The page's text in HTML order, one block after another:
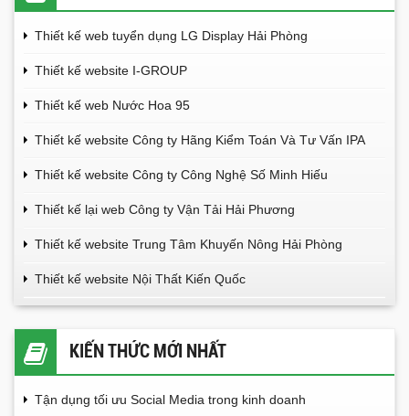
Thiết kế web tuyển dụng LG Display Hải Phòng
Thiết kế website I-GROUP
Thiết kế web Nước Hoa 95
Thiết kế website Công ty Hãng Kiểm Toán Và Tư Vấn IPA
Thiết kế website Công ty Công Nghệ Số Minh Hiếu
Thiết kế lại web Công ty Vận Tải Hải Phương
Thiết kế website Trung Tâm Khuyến Nông Hải Phòng
Thiết kế website Nội Thất Kiến Quốc
KIẾN THỨC MỚI NHẤT
Tận dụng tối ưu Social Media trong kinh doanh